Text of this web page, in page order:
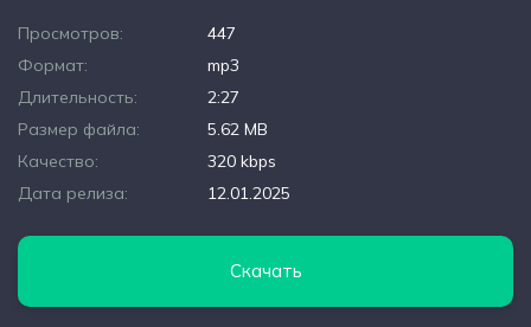
Просмотров:
447
Формат:
mp3
Длительность:
2:27
Размер файла:
5.62 MB
Качество:
320 kbps
Дата релиза:
12.01.2025
Скачать